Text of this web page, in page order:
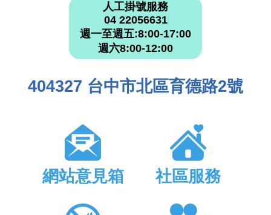
人工掛號服務
04 22056631
週一至週五:8:00-17:00
週六8:00-12:00
404327 台中市北區育德路2號
網站意見箱 社區服務